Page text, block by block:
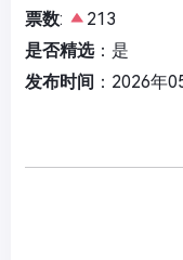
票数:
213
是否精选：是
发布时间 ：2026年